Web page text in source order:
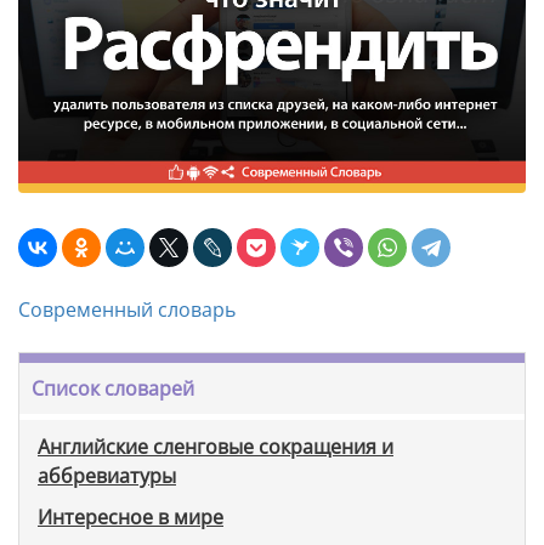
Современный словарь
Список словарей
Английские сленговые сокращения и
аббревиатуры
Интересное в мире